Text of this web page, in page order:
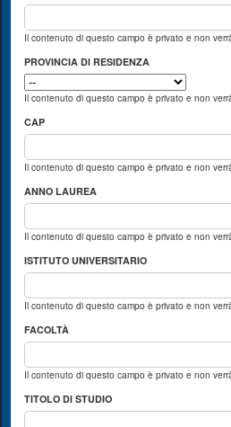
Il contenuto di questo campo è privato e non
PROVINCIA DI RESIDENZA
Il contenuto di questo campo è privato e non
CAP
Il contenuto di questo campo è privato e non
ANNO LAUREA
Il contenuto di questo campo è privato e non
ISTITUTO UNIVERSITARIO
Il contenuto di questo campo è privato e non
FACOLTÀ
Il contenuto di questo campo è privato e non
TITOLO DI STUDIO